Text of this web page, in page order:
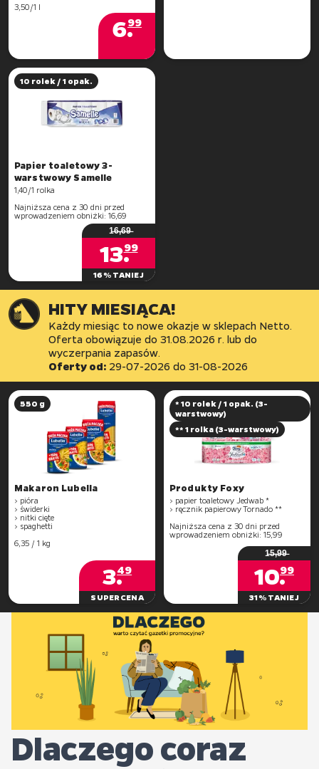
3,50/1 l
6.
99
10 rolek / 1 opak.
Papier toaletowy 3-
1,40/1 rolka
Najniższa cena z 30 dni przed
wprowadzeniem obniżki: 16,69
1̶6̶,̶6̶9̶
13.99
16% TANIEJ
HITY MIESIĄCA!
Każdy miesiąc to nowe okazje w sklepach Netto.
Oferta obowiązuje do 31.08.2026 r. lub do
Oferty od: 29-07-2026 do31-08-2026
550 g
Makaron Lubella
> pióra
> świderki
> nitki cięte
> spaghetti
6,35 / 1 kg
3.
49
SUPERCENA
* 10 rolek / 1 opak. (3-
warstwowy)
** 1 rolka (3-warstwowy)
Produkty Foxy
> papier toaletowy Jedwab *
> ręcznik papierowy Tornado **
Najniższa cena z 30 dni przed
wprowadzeniem obniżki: 15,99
1̶5̶,̶9̶9̶
10.
99
31% TANIEJ
Dlaczego coraz